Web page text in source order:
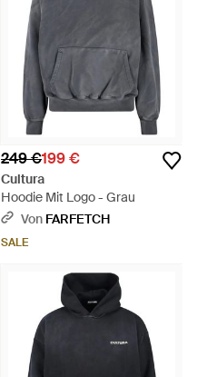
249 €199 €
Cultura
Hoodie Mit Logo - Grau
Von FARFETCH
SALE